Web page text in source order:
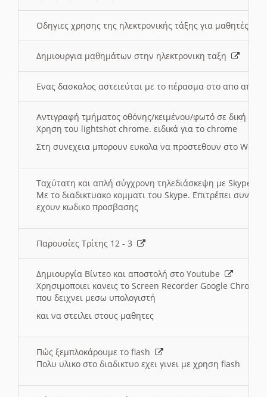
Οδηγιες χρησης της ηλεκτρονικής τάξης για μαθητές
Δημιουργια μαθημάτων στην ηλεκτρονικη ταξη
Ενας δασκαλος αστειεύται με το πέρασμα στο απο
Αντιγραφή τμήματος οθόνης/κειμένου/φωτό σε δική
Χρηση του lightshot chrome. ειδικά για το chrome
Στη συνεχεια μπορουν ευκολα να προστεθουν στο Word
Ταχύτατη και απλή σύγχρονη τηλεδιάσκεψη με Skype
Με το διαδικτυακο κομματι του Skype. Επιτρέπει
εχουν κωδικο προσβασης
Παρουσίες Τρίτης 12 - 3
Δημιουργία Βίντεο και αποστολή στο Youtube
Χρησιμοποιει κανεις το Screen Recorder Google Chrome
που δειχνει μεσω υπολογιστή
και να στειλει στους μαθητες
Πώς ξεμπλοκάρουμε το flash
Πολυ υλικο στο διαδικτυο εχει γινει με χρηση flash